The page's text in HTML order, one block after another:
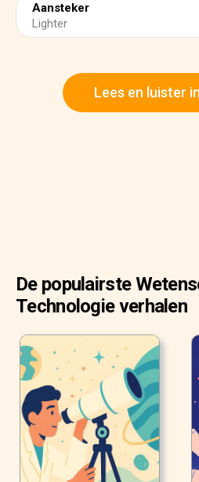
Aansteker
Lighter
Lees en luister
De populairste
Technologie verhalen